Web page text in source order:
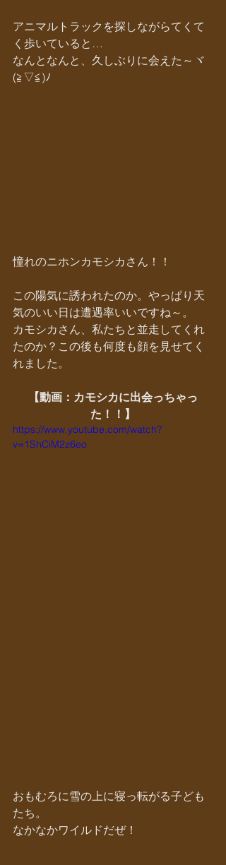
アニマルトラックを探しながらてくて
く歩いていると…
なんとなんと、久しぶりに会えた～ヾ
(≧▽≦)ﾉ
憧れのニホンカモシカさん！！
この陽気に誘われたのか。やっぱり天
気のいい日は遭遇率いいですね～。
カモシカさん、私たちと並走してくれ
たのか？この後も何度も顔を見せてく
れました。
【動画：カモシカに出会っちゃっ
た！！】
https://www.youtube.com/watch?
v=1ShCiM2z6eo
おもむろに雪の上に寝っ転がる子ども
たち。
なかなかワイルドだぜ！